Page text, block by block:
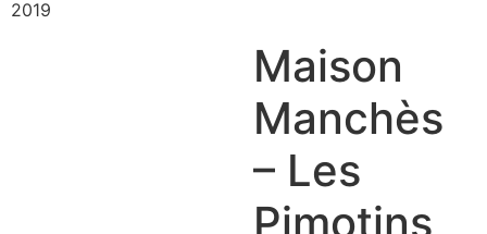
2019
Maison
Manchès
– Les
Pimotins